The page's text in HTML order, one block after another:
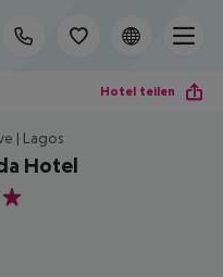
Hotel teilen
| Lagos
Hotel